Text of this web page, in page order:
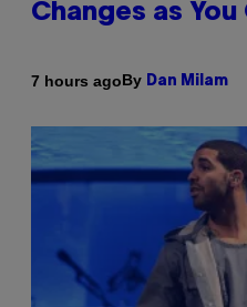
Changes as
7 hours agoBy Dan Milam